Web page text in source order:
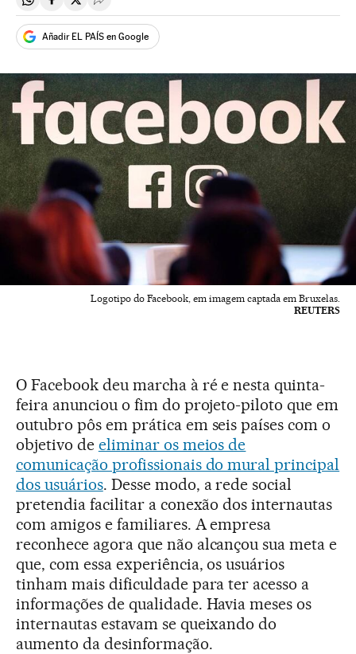
Compartir en Whatsapp
Compartir en Facebook
Compartir en Twitter
Desplegar Redes Sociales
Añadir EL PAÍS en Google
Logotipo do Facebook, em imagem captada em Bruxelas.
REUTERS
O Facebook deu marcha à ré e nesta quinta-
feira anunciou o fim do projeto-piloto que em
outubro pôs em prática em seis países com o
objetivo de eliminar os meios de
comunicação profissionais do mural principal
dos usuários. Desse modo, a rede social
pretendia facilitar a conexão dos internautas
com amigos e familiares. A empresa
reconhece agora que não alcançou sua meta e
que, com essa experiência, os usuários
tinham mais dificuldade para ter acesso a
informações de qualidade. Havia meses os
internautas estavam se queixando do
aumento da desinformação.